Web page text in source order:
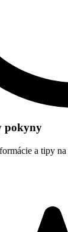
pokyny
a tipy na